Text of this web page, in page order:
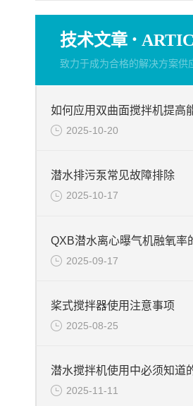
技术文章 ·
致力于成为合格的解决方案供
如何应用双曲面搅拌机提高
2025-10-20
潜水排污泵常见故障排除
2025-10-17
2025-09-17
桨式搅拌器使用注意事项
2025-08-25
2025-11-11